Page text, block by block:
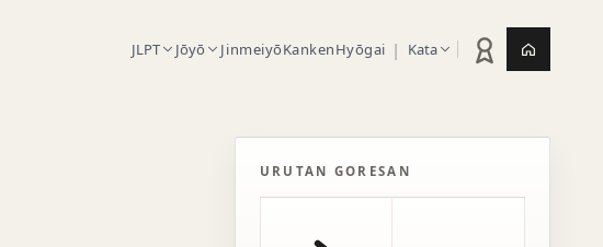
JLPT Jōyō JinmeiyōKankenHyōgai | Kata Statistik latihan
URUTAN GORESAN